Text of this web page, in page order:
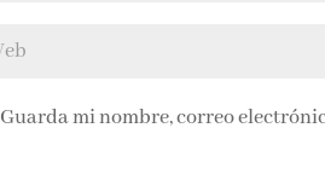
Guarda mi nombre, correo